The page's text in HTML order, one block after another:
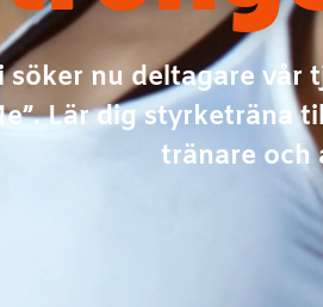
söker nu deltagare vår
Lär dig styrketräna
tränare och